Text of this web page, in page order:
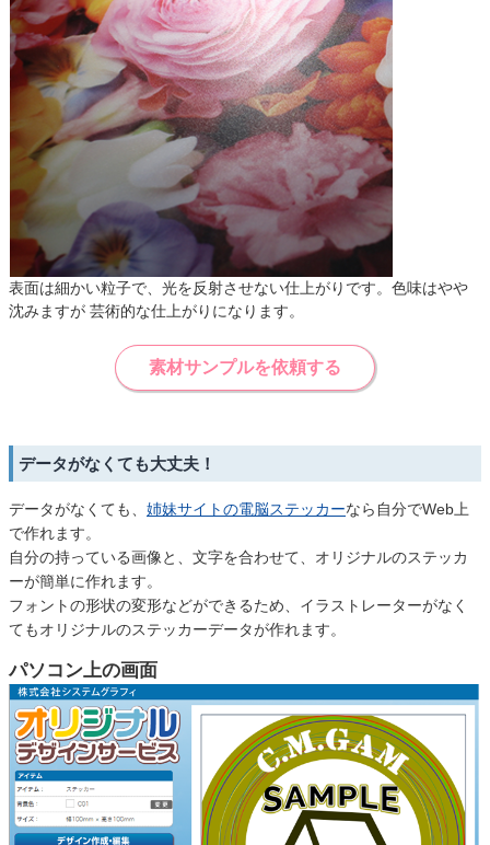
表面は細かい粒子で、光を反射させない仕上がりです。色味はやや
沈みますが 芸術的な仕上がりになります。
素材サンプルを依頼する
データがなくても大丈夫！
データがなくても、 姉妹サイトの電脳ステッカーなら自分でWeb上
で作れます。
自分の持っている画像と、文字を合わせて、オリジナルのステッカ
ーが簡単に作れます。
フォントの形状の変形などができるため、イラストレーターがなく
てもオリジナルのステッカーデータが作れます。
パソコン上の画面